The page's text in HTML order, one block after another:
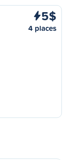
5$
4 places